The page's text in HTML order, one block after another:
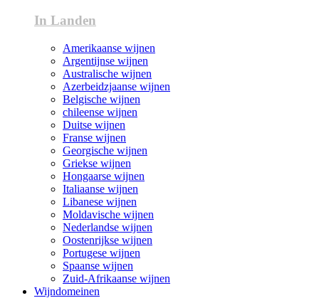
In Landen
Amerikaanse wijnen
Argentijnse wijnen
Australische wijnen
Azerbeidzjaanse wijnen
Belgische wijnen
chileense wijnen
Duitse wijnen
Franse wijnen
Georgische wijnen
Griekse wijnen
Hongaarse wijnen
Italiaanse wijnen
Libanese wijnen
Moldavische wijnen
Nederlandse wijnen
Oostenrijkse wijnen
Portugese wijnen
Spaanse wijnen
Zuid-Afrikaanse wijnen
Wijndomeinen